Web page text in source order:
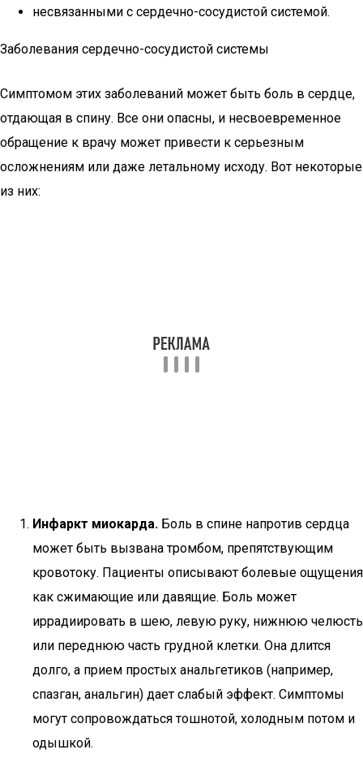
несвязанными с сердечно-сосудистой системой.
Заболевания сердечно-сосудистой системы
Симптомом этих заболеваний может быть боль в сердце,
отдающая в спину. Все они опасны, и несвоевременное
обращение к врачу может привести к серьезным
осложнениям или даже летальному исходу. Вот некоторые
из них:
Инфаркт миокарда. Боль в спине напротив сердца
может быть вызвана тромбом, препятствующим
кровотоку. Пациенты описывают болевые ощущения
как сжимающие или давящие. Боль может
иррадиировать в шею, левую руку, нижнюю челюсть
или переднюю часть грудной клетки. Она длится
долго, а прием простых анальгетиков (например,
спазган, анальгин) дает слабый эффект. Симптомы
могут сопровождаться тошнотой, холодным потом и
одышкой.